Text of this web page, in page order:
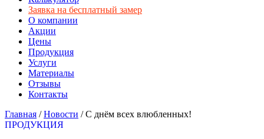
Заявка на бесплатный замер
О компании
Акции
Цены
Продукция
Услуги
Материалы
Отзывы
Контакты
Главная /Новости /С днём всех влюбленных!
ПРОДУКЦИЯ